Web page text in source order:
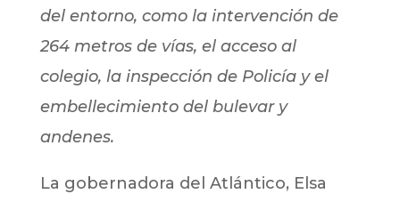
del entorno, como la intervención de
264 metros de vías, el acceso al
colegio, la inspección de Policía y el
embellecimiento del bulevar y
andenes.
La gobernadora del Atlántico, Elsa